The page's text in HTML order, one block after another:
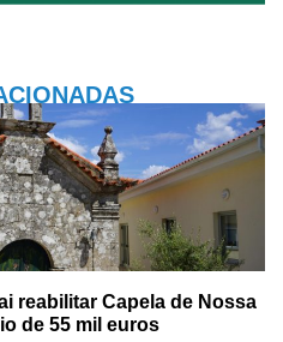
reabilitar Capela de Nossa
de 55 mil euros